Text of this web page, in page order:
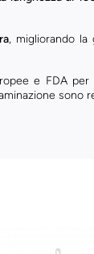
, migliorando la
e FDA
sono